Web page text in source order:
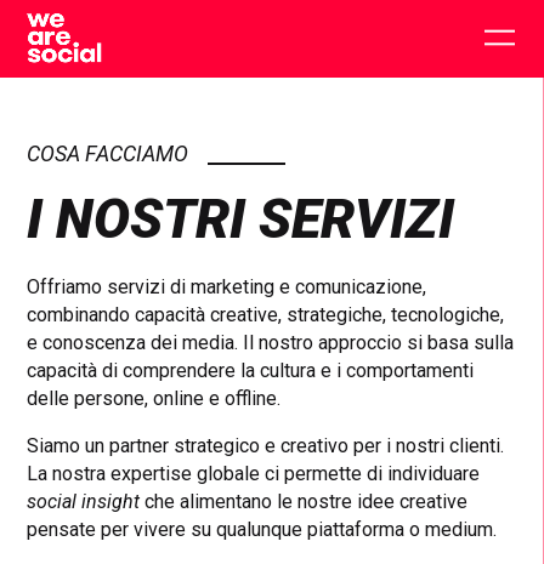
Skip
content
COSA FACCIAMO
I NOSTRI SERVIZI
Offriamo servizi di marketing e comunicazione,
combinando capacità creative, strategiche, tecnologiche,
e conoscenza dei media. Il nostro approccio si basa sulla
capacità di comprendere la cultura e i comportamenti
delle persone, online e offline.
Siamo un partner strategico e creativo per i nostri clienti.
La nostra expertise globale ci permette di individuare
social insight che alimentano le nostre idee creative
pensate per vivere su qualunque piattaforma o medium.